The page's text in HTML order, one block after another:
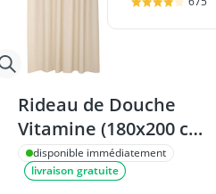
Rideau de Douche
Vitamine (180x200 cm)
Taupe
disponible immédiatement
livraison gratuite